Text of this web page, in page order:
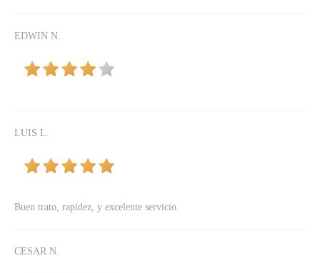
EDWIN N.
LUIS L.
Buen trato, rapidez, y excelente servicio.
CESAR N.